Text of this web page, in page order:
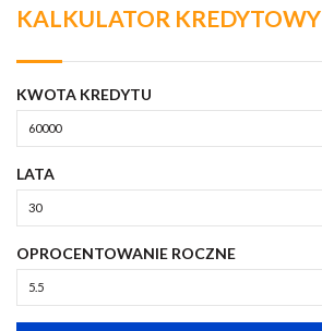
KALKULATOR KREDYTOWY
KWOTA KREDYTU
LATA
OPROCENTOWANIE ROCZNE